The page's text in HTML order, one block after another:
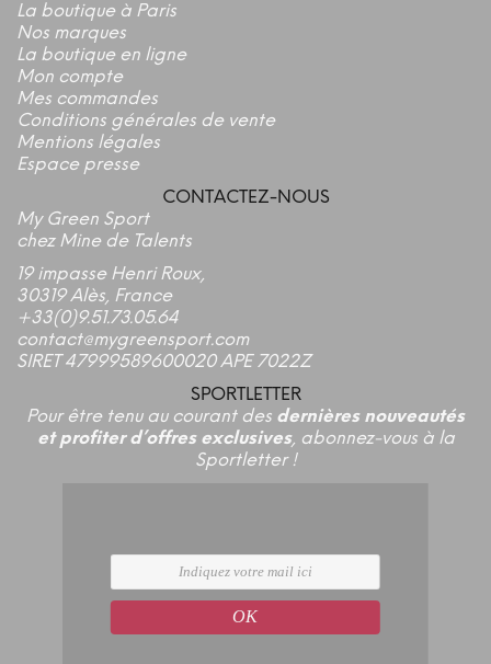
La boutique à Paris
Nos marques
La boutique en ligne
Mon compte
Mes commandes
Conditions générales de vente
Mentions légales
Espace presse
CONTACTEZ-NOUS
My Green Sport
chez Mine de Talents
19 impasse Henri Roux,
30319 Alès, France
+33(0)9.51.73.05.64
contact@mygreensport.com
SIRET 47999589600020 APE 7022Z
SPORTLETTER
Pour être tenu au courant des dernières nouveautés
et profiter d’offres exclusives, abonnez-vous à la
Sportletter !
OK